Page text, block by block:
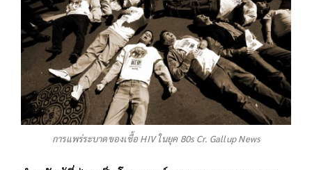
การแพร่ระบาดของเชื้อ HIV ในยุค 80s Cr. Gallup News